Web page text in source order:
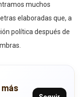
muchos
elaboradas que, a
política después de